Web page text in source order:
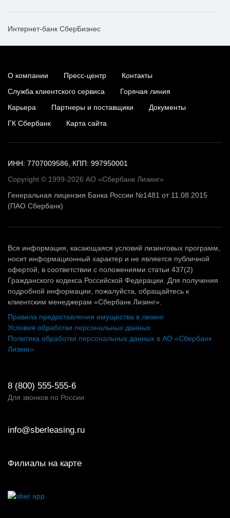
Интернет-банк СберБизнес
О компании Пресс-центр
Контакты
Служба клиентского сервиса
Горячая линия
Карьера
Партнеры и поставщики
Документы
ГК Сбербанк
Карта сайта
ИНН: 7707009586, КПП: 997950001
Copyright © 1999-2026 АО «Сбербанк Лизинг»
Генеральная лицензия Банка России №1481 от 11.08.2015
(ПАО Сбербанк)
Вся информация, касающаяся условий лизинговых программ,
носит информационный характер и не является публичной
офертой, в соответствии с положениями статьи 437(2)
Гражданского кодекса Российской Федерации. Для получения
подробной информации, пожалуйста, обращайтесь к
клиентским менеджерам «Сбербанк Лизинг».
Правила предоставления имущества в лизинг
Условия обработки персональных данных
Политика обработки персональных данных в АО «Сбербанк
Лизинг»
8 (800) 555-555-6
Для звонков по России
info@sberleasing.ru
Филиалы на карте